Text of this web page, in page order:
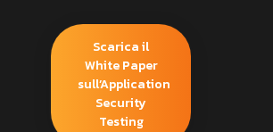
Scarica il
White Paper
sull’Application
Security
Testing